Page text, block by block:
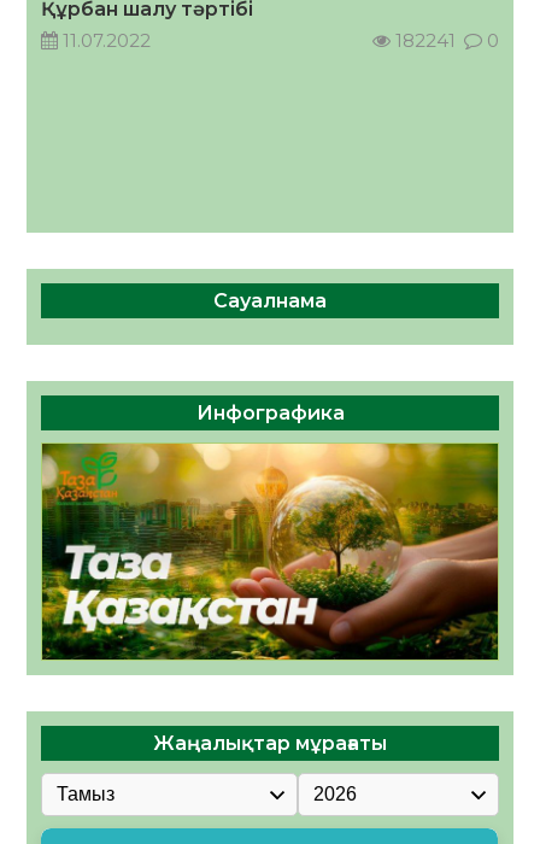
Құрбан шалу тәртібі
11.07.2022
182241 0
Сауалнама
Инфографика
Жаңалықтар мұрағаты